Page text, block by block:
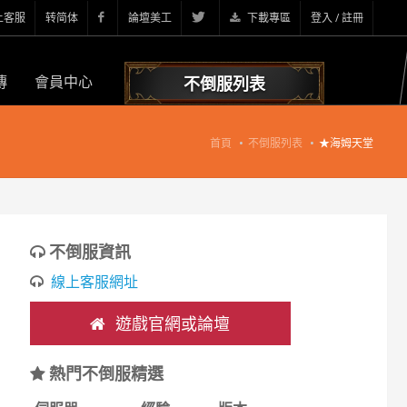
客服 转简体 論壇美工 下載專區 登入 / 註冊
會員中心 不倒服列表
首頁 不倒服列表 ★海姆天堂
不倒服資訊
線上客服網址
遊戲官網或論壇
熱門不倒服精選